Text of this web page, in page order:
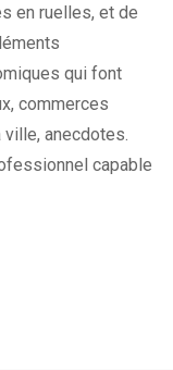
en ruelles, et de
qui font
commerces
anecdotes.
capable